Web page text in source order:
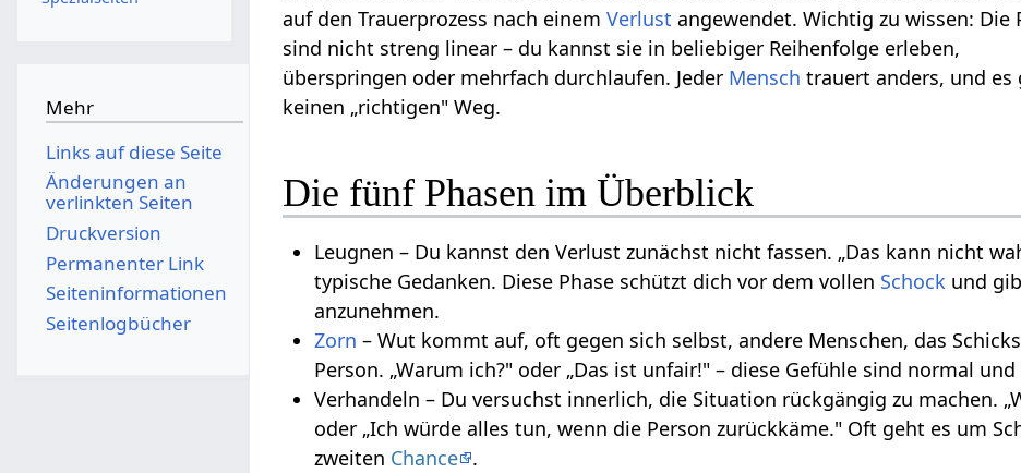
g
n
g
auf den Trauerprozess nach einemVerlust angewendet. Wichtig zu wissen: Die
sind nicht streng linear – du kannst sie in beliebiger Reihenfolge erleben,
überspringen oder mehrfach durchlaufen. Jeder Mensch trauert anders, und es
keinen „richtigen" Weg.
Die fünf Phasen im Überblick
Leugnen – Du kannst den Verlust zunächst nicht fassen. „Das kann nicht
typische Gedanken. Diese Phase schützt dich vor dem vollen Schock und
anzunehmen.
Zorn – Wut kommt auf, oft gegen sich selbst, andere Menschen, das
Person. „Warum ich?" oder „Das ist unfair!" – diese Gefühle sind normal
Verhandeln – Du versuchst innerlich, die Situation rückgängig zu machen.
oder „Ich würde alles tun, wenn die Person zurückkäme." Oft geht es um
zweiten Chance .
Mehr
Links auf diese Seite
Änderungen an
verlinkten Seiten
Druckversion
Permanenter Link
Seiten­­informationen
Seitenlogbücher